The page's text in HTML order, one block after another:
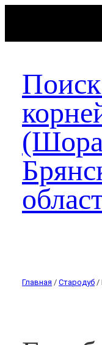
Главная / Стародуб /